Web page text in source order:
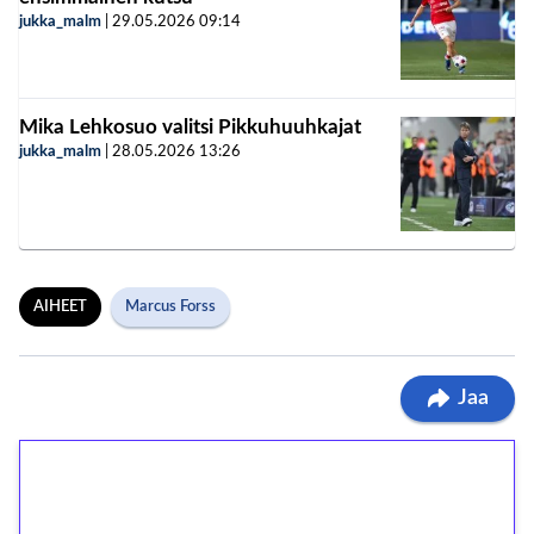
jukka_malm 29.05.2026 09:14
Mika Lehkosuo valitsi Pikkuhuuhkajat
jukka_malm 28.05.2026 13:26
AIHEET Marcus Forss
Jaa